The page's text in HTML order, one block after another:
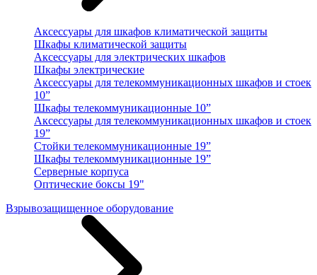
Аксессуары для шкафов климатической защиты
Шкафы климатической защиты
Аксессуары для электрических шкафов
Шкафы электрические
Аксессуары для телекоммуникационных шкафов и стоек
10”
Шкафы телекоммуникационные 10”
Аксессуары для телекоммуникационных шкафов и стоек
19”
Стойки телекоммуникационные 19”
Шкафы телекоммуникационные 19”
Серверные корпуса
Оптические боксы 19"
Взрывозащищенное оборудование